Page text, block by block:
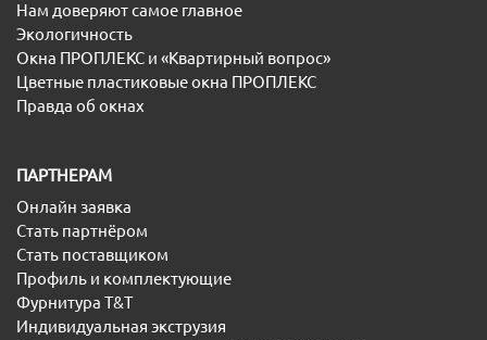
Нам доверяют самое главное
Экологичность
Окна ПРОПЛЕКС и «Квартирный вопрос»
Цветные пластиковые окна ПРОПЛЕКС
Правда об окнах
ПАРТНЕРАМ
Онлайн заявка
Стать партнёром
Стать поставщиком
Профиль и комплектующие
Фурнитура T&T
Индивидуальная экструзия